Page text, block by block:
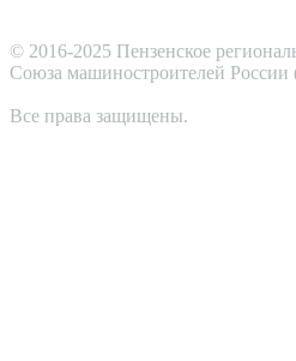
© 2016-2025 Пензенское
Cоюза машиностроителей
Все права защищены.